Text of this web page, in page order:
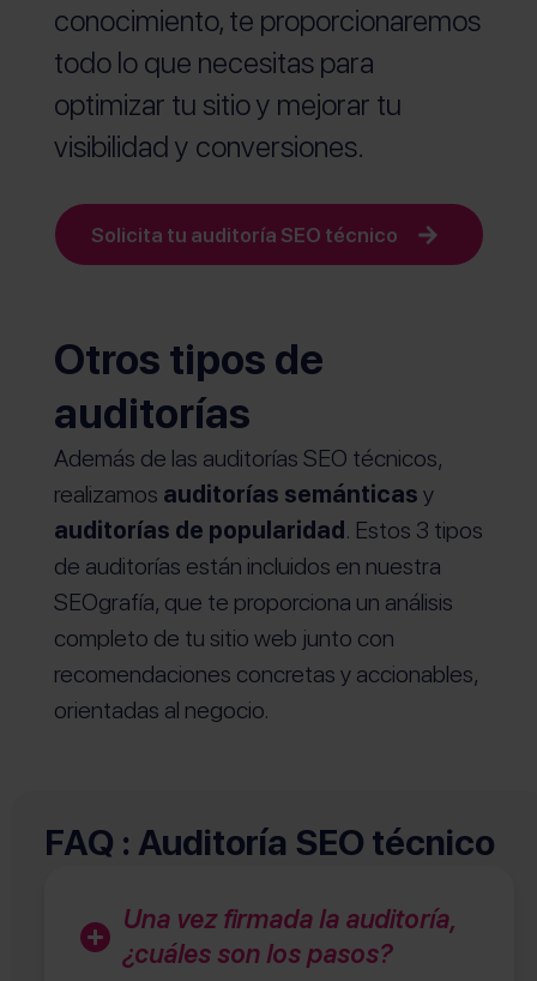
conocimiento, te proporcionaremos
todo lo que necesitas para
optimizar tu sitio y mejorar tu
visibilidad y conversiones.
Solicita tu auditoría SEO técnico
Otros tipos de
auditorías
Además de las auditorías SEO técnicos,
realizamos auditorías semánticas y
auditorías de popularidad. Estos 3 tipos
de auditorías están incluidos en nuestra
SEOgrafía, que te proporciona un análisis
completo de tu sitio web junto con
recomendaciones concretas y accionables,
orientadas al negocio.
FAQ : Auditoría SEO técnico
Una vez firmada la auditoría,
¿cuáles son los pasos?